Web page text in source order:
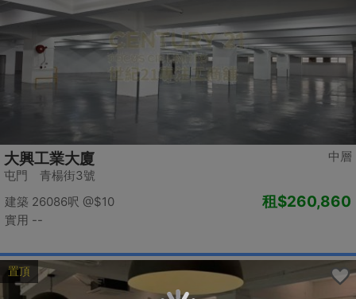
中層
大興工業大廈
屯門 青楊街3號
建築 26086呎 @$10
實用 --
租$260,860
置頂